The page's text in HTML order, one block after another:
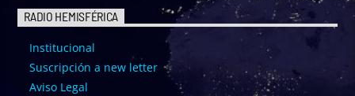
RADIO HEMISFÉRICA
Institucional
Suscripción a new letter
Aviso Legal